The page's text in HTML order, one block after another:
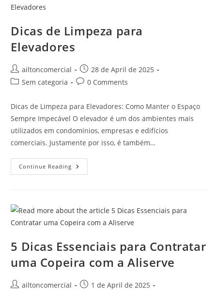
Dicas de Limpeza para
Elevadores
ailtoncomercial
28 de April de 2025
Sem categoria
0 Comments
Dicas de Limpeza para Elevadores: Como Manter o Espaço
Sempre Impecável O elevador é um dos ambientes mais
utilizados em condomínios, empresas e edifícios
comerciais. Justamente por isso, é também…
Continue Reading
5 Dicas Essenciais para Contratar
uma Copeira com a Aliserve
ailtoncomercial
1 de April de 2025